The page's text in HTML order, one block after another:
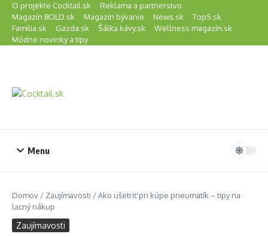
Preskočiť na obsah
O projekte Cocktail.sk
Reklama a partnerstvo
Magazín BOLD.sk
Magazín bývanie News.sk
Top5.sk
Familia.sk
Gazda.sk Šálka kávy.sk
Wellness magazín.sk
Módne novinky a tipy
Menu
Domov / Zaujímavosti /Ako ušetriť pri kúpe pneumatík – tipy na
lacný nákup
Zaujímavosti